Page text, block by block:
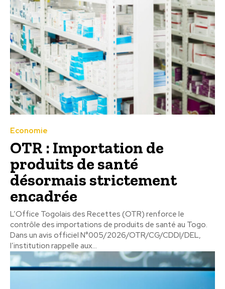
Economie
OTR : Importation de
produits de santé
désormais strictement
encadrée
L’Office Togolais des Recettes (OTR) renforce le
contrôle des importations de produits de santé au Togo.
Dans un avis officiel N°005/2026/OTR/CG/CDDI/DEL,
l’institution rappelle aux...